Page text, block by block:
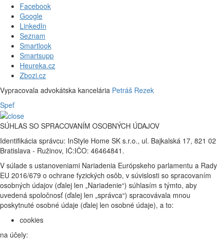
Facebook
Google
LinkedIn
Seznam
Smartlook
Smartsupp
Heureka.cz
Zbozi.cz
Vypracovala advokátska kancelária Petráš Rezek
Speť
SÚHLAS SO SPRACOVANÍM OSOBNÝCH ÚDAJOV
Identifikácia správcu: InStyle Home SK s.r.o., ul. Bajkalská 17, 821 02
Bratislava - Ružinov, IČ:IČO: 46464841.
V súlade s ustanoveniami Nariadenia Európskeho parlamentu a Rady
EU 2016/679 o ochrane fyzických osôb, v súvislosti so spracovaním
osobných údajov (ďalej len „Nariadenie“) súhlasím s týmto, aby
uvedená spoločnosť (ďalej len „správca“) spracovávala mnou
poskytnuté osobné údaje (ďalej len osobné údaje), a to:
cookies
na účely: